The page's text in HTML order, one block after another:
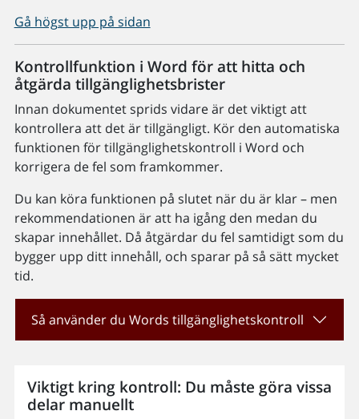
Gå högst upp på sidan
Kontrollfunktion i Word för att hitta och
åtgärda tillgänglighetsbrister
Innan dokumentet sprids vidare är det viktigt att
kontrollera att det är tillgängligt. Kör den automatiska
funktionen för tillgänglighetskontroll i Word och
korrigera de fel som framkommer.
Du kan köra funktionen på slutet när du är klar – men
rekommendationen är att ha igång den medan du
skapar innehållet. Då åtgärdar du fel samtidigt som du
bygger upp ditt innehåll, och sparar på så sätt mycket
tid.
Så använder du Words tillgänglighetskontroll
Viktigt kring kontroll: Du måste göra vissa
delar manuellt